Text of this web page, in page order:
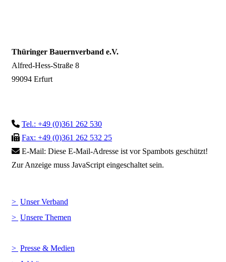
Thüringer Bauernverband e.V.
Alfred-Hess-Straße 8
99094 Erfurt
Tel.: +49 (0)361 262 530
Fax: +49 (0)361 262 532 25
E-Mail: Diese E-Mail-Adresse ist vor Spambots geschützt!
Zur Anzeige muss JavaScript eingeschaltet sein.
Unser Verband
Unsere Themen
Presse & Medien